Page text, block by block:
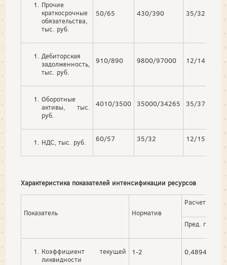
Прочие
краткосрочные
обязательства,
тыс. руб.
50/65 430/390 35/32
Дебиторская
задолженность,
тыс. руб.
910/890 9800/97000 12/14
Оборотные
активы, тыс.
руб.
4010/3500 35000/34265 35/37
НДС, тыс. руб. 60/57 35/32 12/15
Характеристика показателей интенсификации ресурсов
Показатель Норматив
Расчетные
Пред. год
Коэффициент текущей
ликвидности
1-2 0,4894